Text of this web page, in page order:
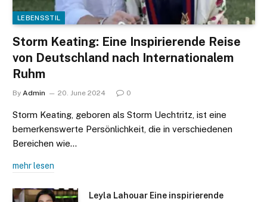
LEBENSSTIL
Storm Keating: Eine Inspirierende Reise
von Deutschland nach Internationalem
Ruhm
By Admin 20. June 2024 0
Storm Keating, geboren als Storm Uechtritz, ist eine
bemerkenswerte Persönlichkeit, die in verschiedenen
Bereichen wie…
mehr lesen
Leyla Lahouar Eine inspirierende